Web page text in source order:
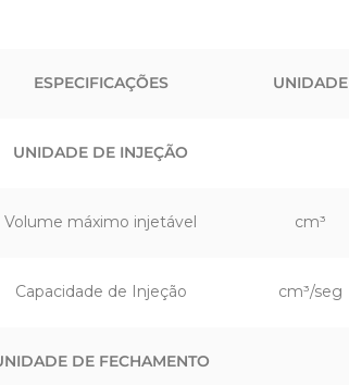
ESPECIFICAÇÕES UNIDADE
UNIDADE DE INJEÇÃO
Volume máximo injetável cm³
Capacidade de Injeção cm³/seg
DE FECHAMENTO